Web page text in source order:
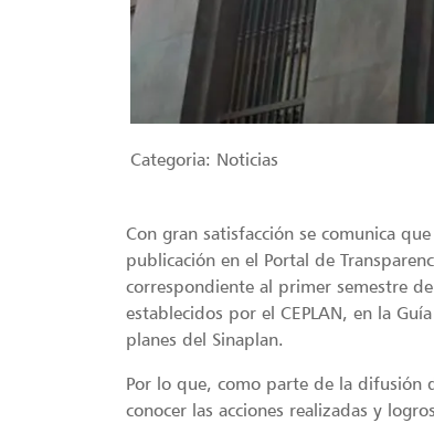
Categoria: Noticias
Con gran satisfacción se comunica
publicación en el Portal de
correspondiente al primer semestre
establecidos por el CEPLAN, en la
planes del Sinaplan.
Por lo que, como parte de la difusión
conocer las acciones realizadas y